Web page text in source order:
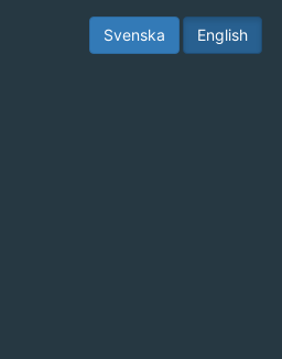
English
Svenska